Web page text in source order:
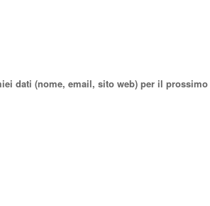
dati (nome, email, sito web) per il